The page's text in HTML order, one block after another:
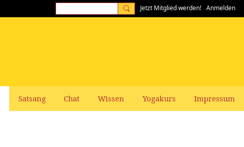
Jetzt Mitglied werden! Anmelden
Satsang Chat Wissen Yogakurs Impressum